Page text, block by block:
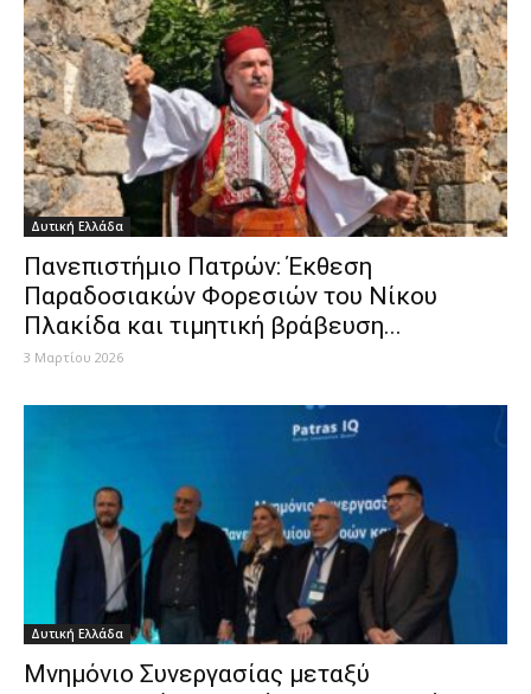
Δυτική Ελλάδα
Πανεπιστήμιο Πατρών: Έκθεση
Παραδοσιακών Φορεσιών του Νίκου
Πλακίδα και τιμητική βράβευση...
3 Μαρτίου 2026
Δυτική Ελλάδα
Μνημόνιο Συνεργασίας μεταξύ